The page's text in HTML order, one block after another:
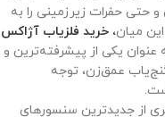
و حتی حفرات زیرزمینی را به
میان، خرید فلزیاب آژاکس
عنوان یکی از پیشرفته‌ترین و
عمق‌زن، توجه
از جدیدترین سنسورهای